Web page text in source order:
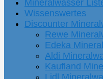
Mineralwasser
Wissenswertes
Discounter
Rewe
Edeka
Aldi
Kaufland